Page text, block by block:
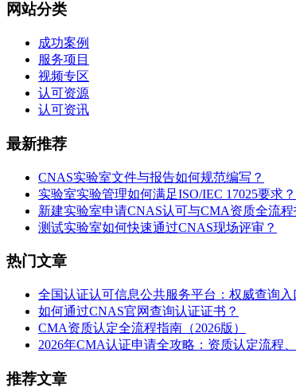
网站分类
成功案例
服务项目
视频专区
认可资源
认可资讯
最新推荐
CNAS实验室文件与报告如何规范编写？
实验室实验管理如何满足ISO/IEC 17025要求？
新建实验室申请CNAS认可与CMA资质全流
测试实验室如何快速通过CNAS现场评审？
热门文章
全国认证认可信息公共服务平台：权威查询入
如何通过CNAS官网查询认证证书？
CMA资质认定全流程指南（2026版）
2026年CMA认证申请全攻略：资质认定流程
推荐文章